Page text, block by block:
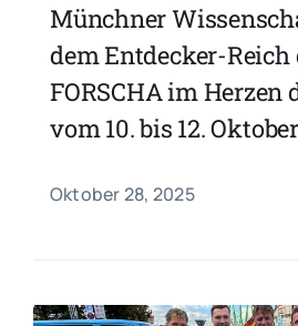
Münchner
dem Entdecker-Reich
FORSCHA im Herzen
vom 10. bis 12.
Oktober 28, 2025